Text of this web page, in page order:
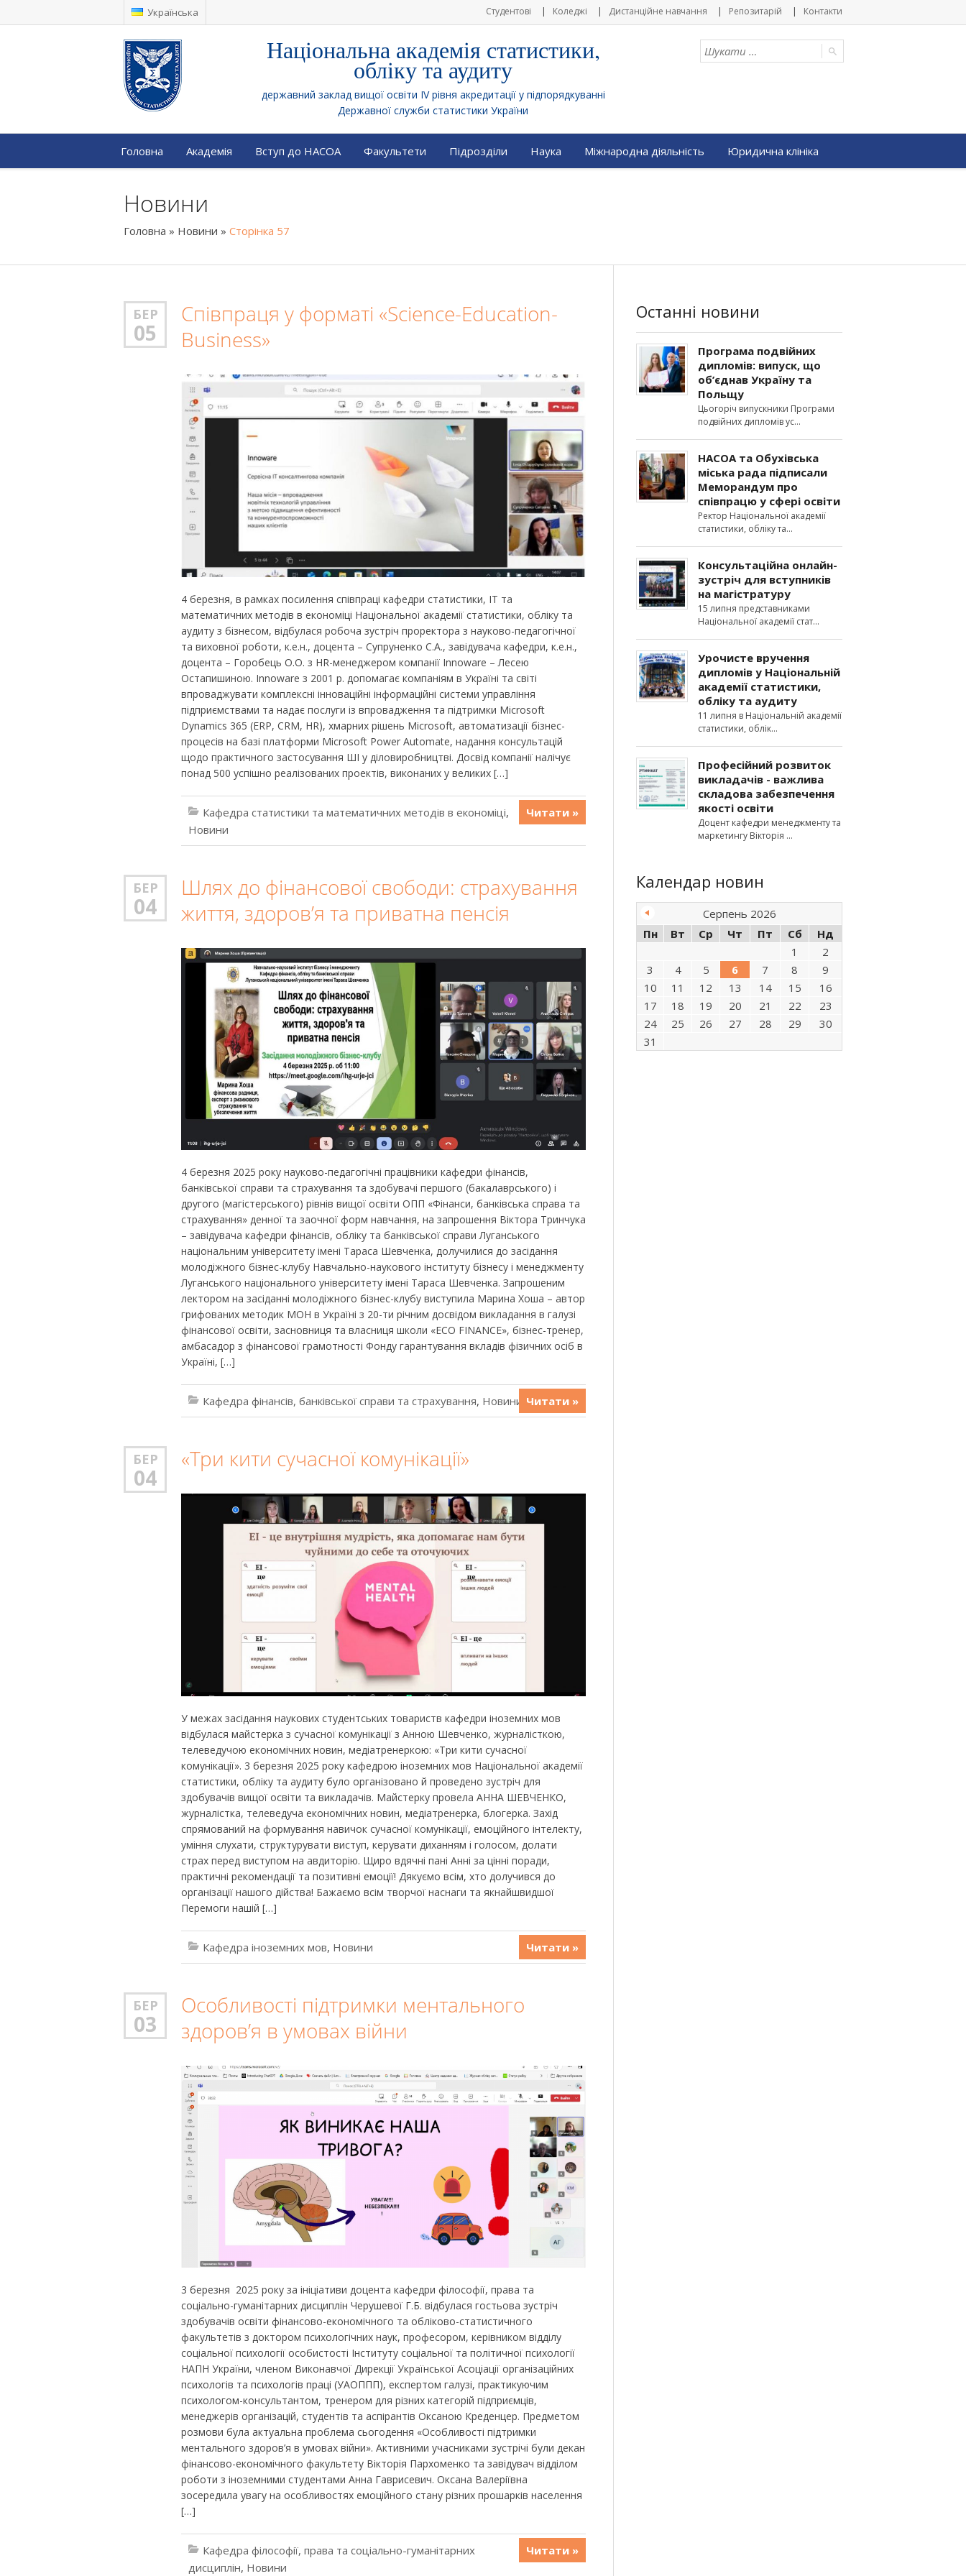
Українська Студентові Коледжі Дистанційне навчання Репозитарій Контакти
Національна академія статистики,
обліку та аудиту
державний заклад вищої освіти IV рівня акредитації у підпорядкуванні
Державної служби статистики України
Головна Академія Вступ до НАСОА Факультети Підрозділи Наука Міжнародна діяльність Юридична клініка
Новини
Головна » Новини » Сторінка 57
БЕР
05
Cпівпраця у форматі «Science-Education-
Business»
4 березня, в рамках посилення співпраці кафедри статистики, ІТ та
математичних методів в економіці Національної академії статистики, обліку та
аудиту з бізнесом, відбулася робоча зустріч проректора з науково-педагогічної
та виховної роботи, к.е.н., доцента – Супруненко С.А., завідувача кафедри, к.е.н.,
доцента – Горобець О.О. з HR-менеджером компанії Innoware – Лесею
Остапишиною. Innoware з 2001 р. допомагає компаніям в Україні та світі
впроваджувати комплексні інноваційні інформаційні системи управління
підприємствами та надає послуги із впровадження та підтримки Microsoft
Dynamics 365 (ERP, CRM, НR), хмарних рішень Microsoft, автоматизації бізнес-
процесів на базі платформи Microsoft Power Automate, надання консультацій
щодо практичного застосування ШІ у діловиробництві. Досвід компанії налічує
понад 500 успішно реалізованих проектів, виконаних у великих […]
Кафедра статистики та математичних методів в економіці,
Новини
Читати »
БЕР
04
Шлях до фінансової свободи: страхування
життя, здоров’я та приватна пенсія
4 березня 2025 року науково-педагогічні працівники кафедри фінансів,
банківської справи та страхування та здобувачі першого (бакалаврського) і
другого (магістерського) рівнів вищої освіти ОПП «Фінанси, банківська справа та
страхування» денної та заочної форм навчання, на запрошення Віктора Тринчука
– завідувача кафедри фінансів, обліку та банківської справи Луганського
національним університету імені Тараса Шевченка, долучилися до засідання
молодіжного бізнес-клубу Навчально-наукового інституту бізнесу і менеджменту
Луганського національного університету імені Тараса Шевченка. Запрошеним
лектором на засіданні молодіжного бізнес-клубу виступила Марина Хоша – автор
грифованих методик МОН в Україні з 20-ти річним досвідом викладання в галузі
фінансової освіти, засновниця та власниця школи «ECO FINANCE», бізнес-тренер,
амбасадор з фінансової грамотності Фонду гарантування вкладів фізичних осіб в
Україні, […]
Кафедра фінансів, банківської справи та страхування, Новини Читати »
БЕР
04
«Три кити сучасної комунікації»
У межах засідання наукових студентських товариств кафедри іноземних мов
відбулася майстерка з сучасної комунікації з Анною Шевченко, журналісткою,
телеведучою економічних новин, медіатренеркою: «Три кити сучасної
комунікації». 3 березня 2025 року кафедрою іноземних мов Національної академії
статистики, обліку та аудиту було організовано й проведено зустріч для
здобувачів вищої освіти та викладачів. Майстерку провела АННА ШЕВЧЕНКО,
журналістка, телеведуча економічних новин, медіатренерка, блогерка. Захід
спрямований на формування навичок сучасної комунікації, емоційного інтелекту,
уміння слухати, структурувати виступ, керувати диханням і голосом, долати
страх перед виступом на авдиторію. Щиро вдячні пані Анні за цінні поради,
практичні рекомендації та позитивні емоції! Дякуємо всім, хто долучився до
організації нашого дійства! Бажаємо всім творчої наснаги та якнайшвидшої
Перемоги нашій […]
Кафедра іноземних мов, Новини Читати »
БЕР
03
Особливості підтримки ментального
здоров’я в умовах війни
3 березня 2025 року за ініціативи доцента кафедри філософії, права та
соціально-гуманітарних дисциплін Черушевої Г.Б. відбулася гостьова зустріч
здобувачів освіти фінансово-економічного та обліково-статистичного
факультетів з доктором психологічних наук, професором, керівником відділу
соціальної психології особистості Інституту соціальної та політичної психології
НАПН України, членом Виконавчої Дирекції Української Асоціації організаційних
психологів та психологів праці (УАОППП), експертом галузі, практикуючим
психологом-консультантом, тренером для різних категорій підприємців,
менеджерів організацій, студентів та аспірантів Оксаною Креденцер. Предметом
розмови була актуальна проблема сьогодення «Особливості підтримки
ментального здоров’я в умовах війни». Активними учасниками зустрічі були декан
фінансово-економічного факультету Вікторія Пархоменко та завідувач відділом
роботи з іноземними студентами Анна Гаврисевич. Оксана Валеріївна
зосередила увагу на особливостях емоційного стану різних прошарків населення
[…]
Кафедра філософії, права та соціально-гуманітарних
дисциплін, Новини
Читати »
Останні новини
Програма подвійних
дипломів: випуск, що
об’єднав Україну та
Польщу
Цьогоріч випускники Програми
подвійних дипломів ус
НАСОА та Обухівська
міська рада підписали
Меморандум про
співпрацю у сфері освіти
Ректор Національної академії
статистики, обліку та
Консультаційна онлайн-
зустріч для вступників
на магістратуру
15 липня представниками
Національної академії стат
Урочисте вручення
дипломів у Національній
академії статистики,
обліку та аудиту
11 липня в Національній академії
статистики, облік
Професійний розвиток
викладачів - важлива
складова забезпечення
якості освіти
Доцент кафедри менеджменту та
маркетингу Вікторія
Календар новин
Серпень 2026
Пн
Вт Ср Чт Пт Сб
Нд
1
2
3
4 5 6 7 8
9
10
11 12 13 14 15
16
17
18 19 20 21 22
23
24
25 26 27 28 29
30
31